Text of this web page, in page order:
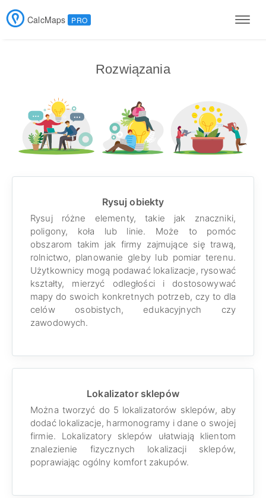
CalcMaps PRO
Rozwiązania
Rysuj obiekty
Rysuj różne elementy, takie jak znaczniki,
poligony, koła lub linie. Może to pomóc
obszarom takim jak firmy zajmujące się trawą,
rolnictwo, planowanie gleby lub pomiar terenu.
Użytkownicy mogą podawać lokalizacje, rysować
kształty, mierzyć odległości i dostosowywać
mapy do swoich konkretnych potrzeb, czy to dla
celów osobistych, edukacyjnych czy
zawodowych.
Lokalizator sklepów
Można tworzyć do 5 lokalizatorów sklepów, aby
dodać lokalizacje, harmonogramy i dane o swojej
firmie. Lokalizatory sklepów ułatwiają klientom
znalezienie fizycznych lokalizacji sklepów,
poprawiając ogólny komfort zakupów.